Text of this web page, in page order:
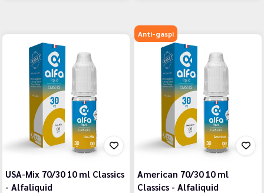
USA-Mix 70/30 10 ml Classics
- Alfaliquid
Anti-gaspi
American 70/30 10 ml
Classics - Alfaliquid